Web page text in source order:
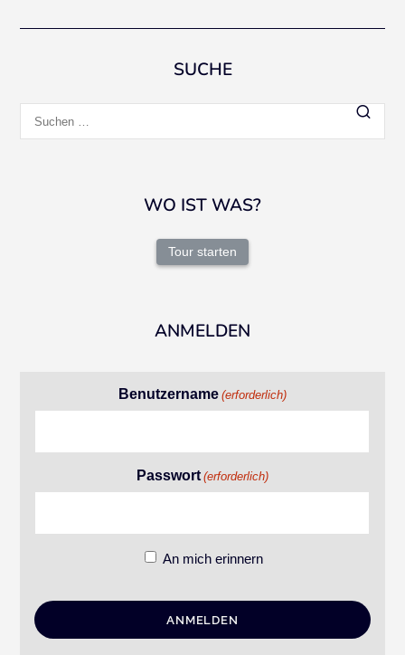
SUCHE
nach:
WO IST WAS?
Tour starten
ANMELDEN
Benutzername (erforderlich)
Passwort (erforderlich)
An mich erinnern